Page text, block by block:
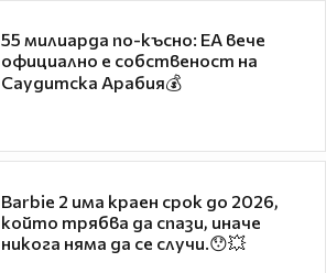
55 милиарда по-късно: EA вече
официално е собственост на
Саудитска Арабия💰
Barbie 2 има краен срок до 2026,
който трябва да спази, иначе
никога няма да се случи.😯💥